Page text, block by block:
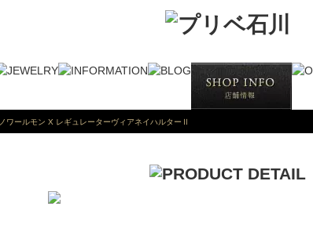
ノワールモン X レギュレーターヴィアネイハルターⅡ